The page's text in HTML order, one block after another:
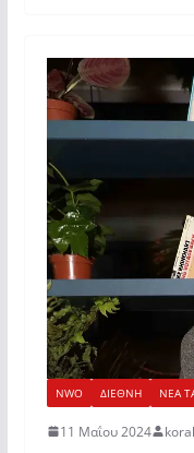
NWO ΔΙΕΘΝΗ ΝΕΑ
11 Μαΐου 2024